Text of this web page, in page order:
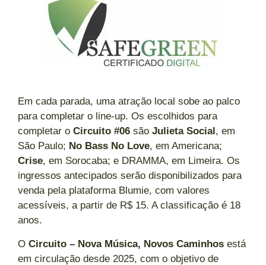
Em cada parada, uma atração local sobe ao palco
para completar o line-up. Os escolhidos para
completar o Circuito #06 são Julieta Social , em
São Paulo; No Bass No Love, em Americana;
Crise, em Sorocaba; e DRAMMA, em Limeira. Os
ingressos antecipados serão disponibilizados para
venda pela plataforma Blumie, com valores
acessíveis, a partir de R$ 15. A classificação é 18
anos.
O Circuito – Nova Música, Novos Caminhos está
em circulação desde 2025, com o objetivo de